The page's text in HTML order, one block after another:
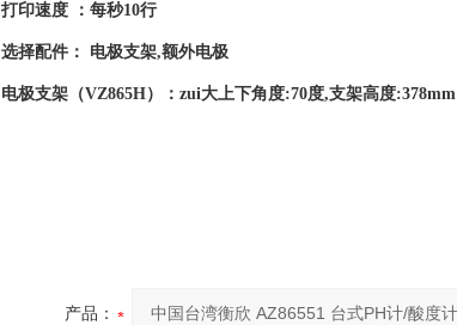
打印速度 ：每秒10行
选择配件： 电极支架,额外电极
电极支架（VZ865H）：zui大上下角度:70度,支架高度:378mm
产品：